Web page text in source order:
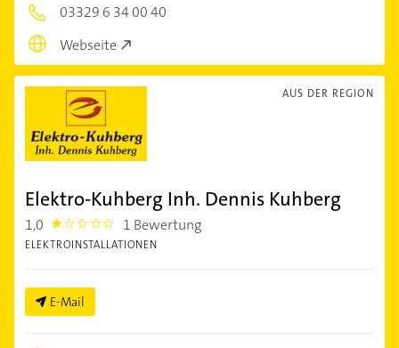
03329 6 34 00 40
Webseite
AUS DER REGION
Elektro-Kuhberg Inh. Dennis Kuhberg
1,0 1.0 1 Bewertung
ELEKTROINSTALLATIONEN
E-Mail